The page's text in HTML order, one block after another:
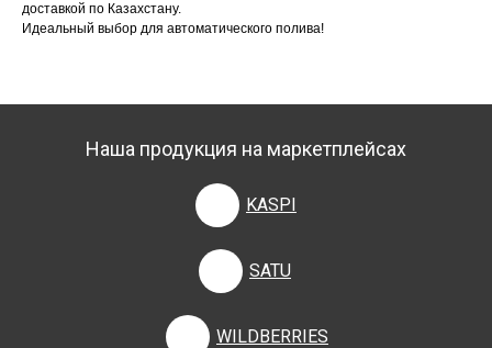
доставкой по Казахстану.
Идеальный выбор для автоматического полива!
Наша продукция на маркетплейсах
KASPI
SATU
WILDBERRIES